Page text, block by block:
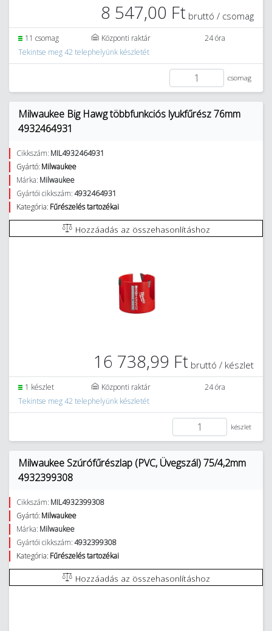
8 547,00 Ft bruttó / csomag
11 csomag Központi raktár
24 óra
Tekintse meg 42 telephelyünk készletét
csomag
Milwaukee Big Hawg többfunkciós lyukfűrész 76mm
4932464931
Cikkszám: MIL4932464931
Gyártó: Milwaukee
Márka: Milwaukee
Gyártói cikkszám:4932464931
Kategória: Fűrészelés tartozékai
Hozzáadás az összehasonlításhoz
16 738,99 Ft bruttó / készlet
1 készlet Központi raktár
24 óra
Tekintse meg 42 telephelyünk készletét
készlet
Milwaukee Szúrófűrészlap (PVC, Üvegszál) 75/4,2mm
4932399308
Cikkszám: MIL4932399308
Gyártó: Milwaukee
Márka: Milwaukee
Gyártói cikkszám:4932399308
Kategória: Fűrészelés tartozékai
Hozzáadás az összehasonlításhoz